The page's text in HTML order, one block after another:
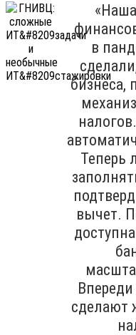
в
бизнеса,
Теперь
вычет.
сделают